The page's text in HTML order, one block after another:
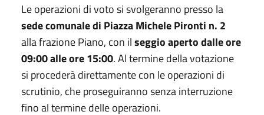
Le operazioni di voto si svolgeranno presso la
sede comunale di Piazza Michele Pironti n. 2
alla frazione Piano, con ilseggio aperto dalle ore
09:00 alle ore 15:00. Al termine della votazione
si procederà direttamente con le operazioni di
scrutinio, che proseguiranno senza interruzione
fino al termine delle operazioni.